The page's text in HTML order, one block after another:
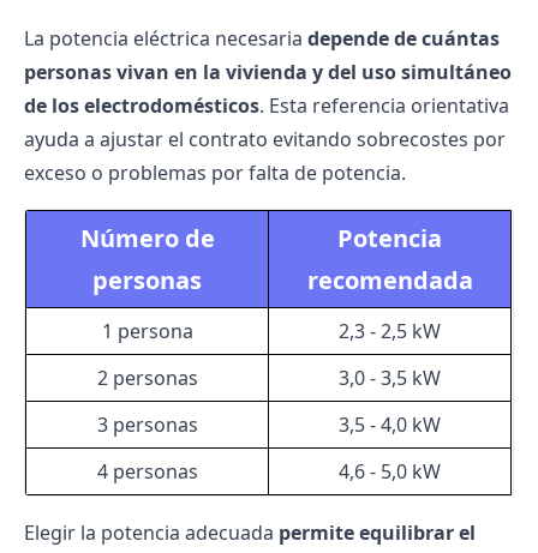
La potencia eléctrica necesaria depende de cuántas
personas vivan en la vivienda y del uso simultáneo
de los electrodomésticos. Esta referencia orientativa
ayuda a ajustar el contrato evitando sobrecostes por
exceso o problemas por falta de potencia.
Número de
personas
Potencia
recomendada
1 persona
2,3 - 2,5 kW
2 personas
3,0 - 3,5 kW
3 personas
3,5 - 4,0 kW
4 personas
4,6 - 5,0 kW
Elegir la potencia adecuada permite equilibrar el